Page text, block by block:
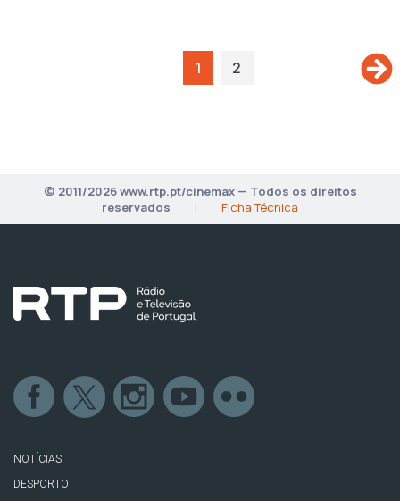
1 2
© 2011/2026 www.rtp.pt/cinemax — Todos os direitos
reservados
| Ficha Técnica
NOTÍCIAS
DESPORTO